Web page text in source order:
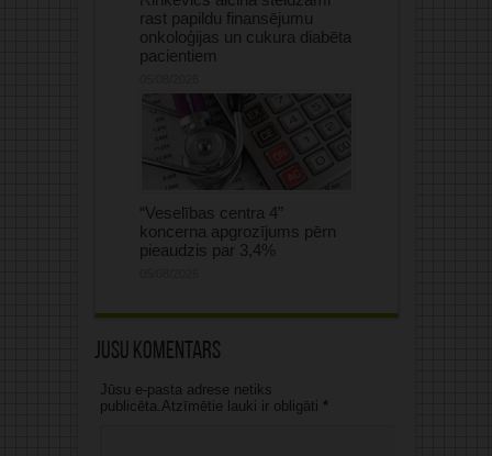
rast papildu finansējumu
onkoloģijas un cukura diabēta
pacientiem
“Veselības centra 4”
koncerna apgrozījums pērn
pieaudzis par 3,4%
Jūsu komentārs
Jūsu e-pasta adrese netiks
publicēta.Atzīmētie lauki ir obligāti *